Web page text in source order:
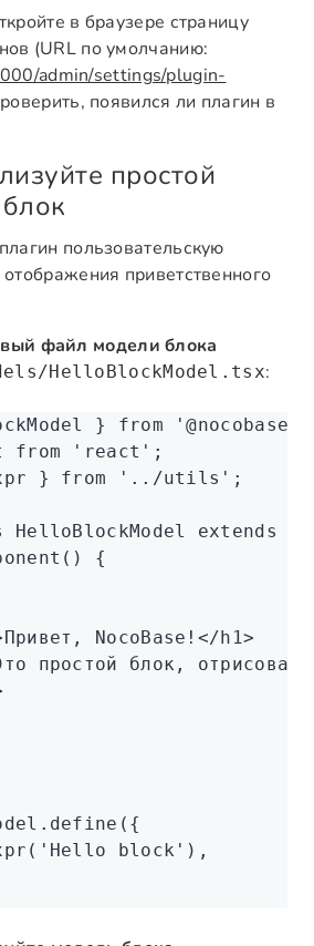
в браузере страницу
(URL по умолчанию:
admin/settings/plugin-
появился ли плагин в
простой
пользовательскую
приветственного
файл модели блока
HelloBlockModel.tsx:
} from
from 'react' ;
} from '../utils' ;
HelloBlockModel extends
() {
NocoBase!</h1>
простой блок,
.define ({
( 'Hello block' ) ,